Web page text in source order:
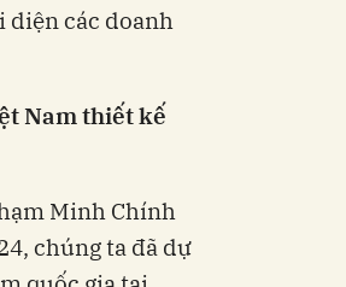
diện các doanh
Nam thiết kế
Minh Chính
chúng ta đã dự